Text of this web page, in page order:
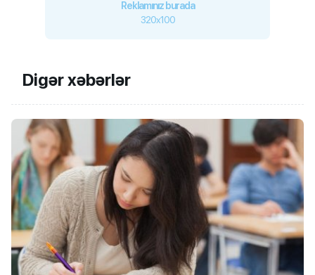
Reklamınız burada
320x100
Digər xəbərlər